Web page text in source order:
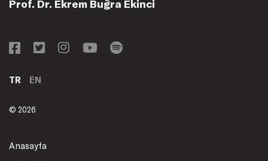
Prof. Dr. Ekrem Buğra Ekinci
TR EN
© 2026
Anasayfa